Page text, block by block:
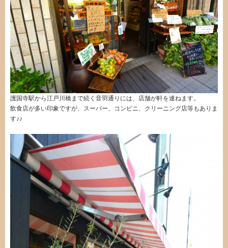
護国寺駅から江戸川橋まで続く音羽通りには、店舗が軒を連ねます。
飲食店が多い印象ですが、スーパー、コンビニ、クリーニング店等もありま
す♪♪